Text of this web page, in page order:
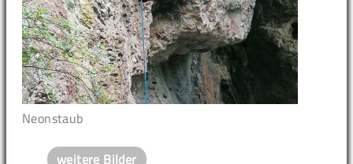
Neonstaub
weitere Bilder